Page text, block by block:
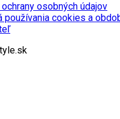
osobných údajov
používania cookies a